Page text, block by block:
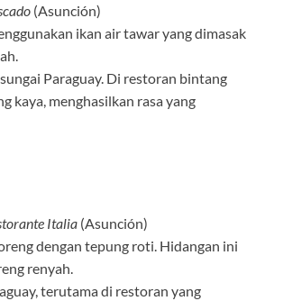
(Asunción)
ikan air tawar yang dimasak
Paraguay. Di restoran bintang
kaya, menghasilkan rasa yang
Italia (Asunción)
dengan tepung roti. Hidangan ini
renyah.
terutama di restoran yang